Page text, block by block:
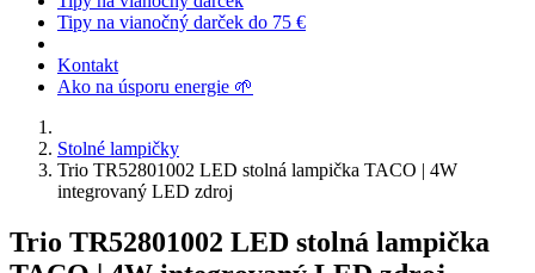
Tipy na vianočný darček do 75 €
Kontakt
Ako na úsporu energie 🌱
Stolné lampičky
Trio TR52801002 LED stolná lampička TACO | 4W
integrovaný LED zdroj
Trio TR52801002 LED stolná lampička